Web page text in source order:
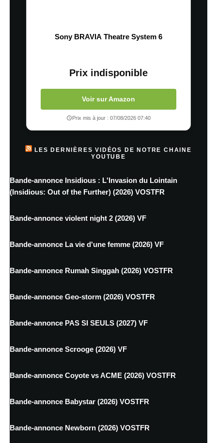
Sony BRAVIA Theatre System 6
Prix indisponible
Voir sur Amazon
Prix mis à jour : 07/08/2026 07:40
LES DERNIÈRES VIDÉOS DE NOTRE CHAINE
YOUTUBE
Bande-annonce Insidious : L'Invasion du Lointain
(Insidious: Out of the Further) (2026) VOSTFR
Bande-annonce violent night 2 (2026) VF
Bande-annonce La vie d'une femme (2026) VF
Bande-annonce Rumah Singgah (2026) VOSTFR
Bande-annonce Geo-storm (2026) VOSTFR
Bande-annonce PAS SI SEULS (2027) VF
Bande-annonce Scrooge (2026) VF
Bande-annonce Coyote vs ACME (2026) VOSTFR
Bande-annonce Babystar (2026) VOSTFR
Bande-annonce Newborn (2026) VOSTFR